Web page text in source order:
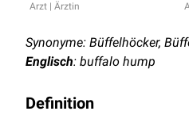
Arzt | Ärztin
Synonyme: Büffelhöcker,
Englisch: buffalo hump
Definition